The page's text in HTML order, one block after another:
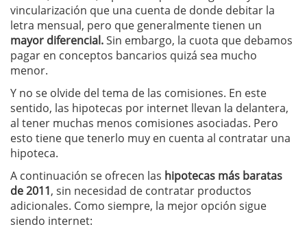
vincularización que una cuenta de donde debitar la
letra mensual, pero que generalmente tienen un
mayor diferencial.Sin embargo, la cuota que debamos
pagar en conceptos bancarios quizá sea mucho
menor.
Y no se olvide del tema de las comisiones. En este
sentido, las hipotecas por internet llevan la delantera,
al tener muchas menos comisiones asociadas. Pero
esto tiene que tenerlo muy en cuenta al contratar una
hipoteca.
A continuación se ofrecen las hipotecas más baratas
de 2011, sin necesidad de contratar productos
adicionales. Como siempre, la mejor opción sigue
siendo internet: